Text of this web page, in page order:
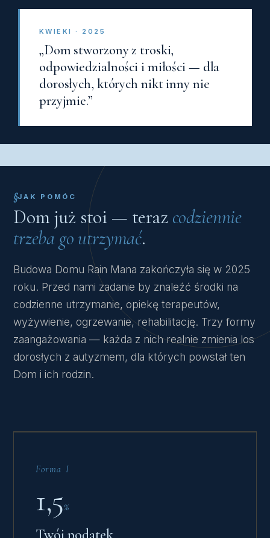
KWIEKI · 2025
„Dom stworzony z troski,
odpowiedzialności i miłości — dla
dorosłych, których nikt inny nie
przyjmie.”
JAK POMÓC
Dom już stoi — teraz codziennie
trzeba go utrzymać.
Budowa Domu Rain Mana zakończyła się w 2025
roku. Przed nami zadanie by znaleźć środki na
codzienne utrzymanie, opiekę terapeutów,
wyżywienie, ogrzewanie, rehabilitację. Trzy formy
zaangażowania — każda z nich realnie zmienia los
dorosłych z autyzmem, dla których powstał ten
Dom i ich rodzin.
Forma I
1,5%